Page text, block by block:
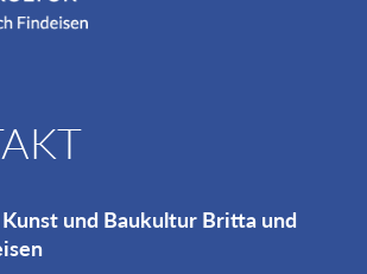
und Baukultur Britta und